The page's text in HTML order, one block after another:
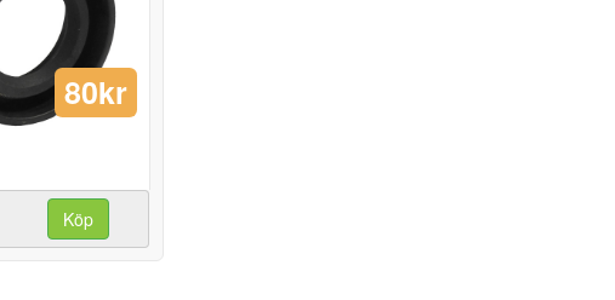
80kr
Köp